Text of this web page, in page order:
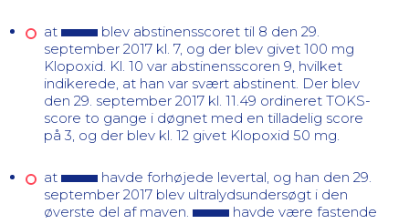
at blev abstinensscoret til 8 den 29.
september 2017 kl. 7, og der blev givet 100 mg
Klopoxid. Kl. 10 var abstinensscoren 9, hvilket
indikerede, at han var svært abstinent. Der blev
den 29. september 2017 kl. 11.49 ordineret TOKS-
score to gange i døgnet med en tilladelig score
på 3, og der blev kl. 12 givet Klopoxid 50 mg.
at
havde forhøjede levertal, og han den 29.
september 2017 blev ultralydsundersøgt i den
øverste del af maven.
havde være fastende